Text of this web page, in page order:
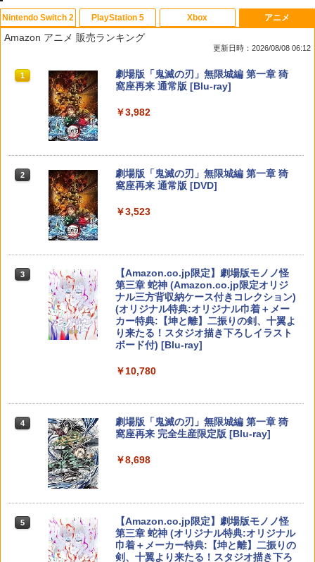
1
【マラソン期間ポイント2倍＆クーポン
あり】【スイッチ2対応ケースあり】 Ni
ntendo Switch 2 Switch2 ケース 有機E
チ ライト 任天堂 ニンテンドー 保護 カバ
ー 入れ物 コンパクト 収納
￥2,980
￥3,975
メトロイドプライム4 ビヨンド Nintend
o Switch 2 Edition
￥4,939
[Switch 2] スプラトゥーン レイダース
1
【中古】Lost Soul Asideソフト:プレイ
ステーション5ソフト／アクション・ゲ
￥850
￥4,890
￥5,700
首都高バトル / Tokyo Xtreme Racer
5 Winning Post 10 2026 PS5版
￥6,675
1
【中古】サムライスピリッツ斬紅郎無双
剣 ベスト
リコリス・リコイル ぶくぶ おおきめ
￥880
リコリス・リコイル ぶくぶ おおきめ
￥880
リコリス・リコイル ぶくぶ おおきめ
アクリルキーホルダー 05.錦木千束（夏
服ver.）
￥880
5
[Switch 2] ぽこ あ ポケモン エキスパン
ションパス（ダウンロード版）※3,200
1
【中古】Blu-ray▼リトル・マーメイド
ブルーレイディスク レンタル落ち
￥3,723
￥8,690
劇場版「鬼滅の刃」無限城編 第一章 猗
窩座再来(通常版)【Blu-ray】 [ 吾峠呼世
晴 ]
￥3,960
5
TVアニメ 違国日記 Blu-ray 第1+2巻 セ
ット
￥19,800
Nintendo Switch 2
1
スプラトゥーン レイダース|オンライン
コード版
￥5,832
2 スプラトゥーン レイダース -Switch2
3 Nintendo Switch 2(日本語・国内専用)
￥55,871
ニンテンドープリペイド番号 9000円|オ
ンラインコード版
￥9,000
ニンテンドープリペイド番号 5000円|オ
ンラインコード版
PlayStation 5
1
PlayStation 5 デジタル・エディション
日本語専用 Console Language: Japan
2
Beast of Reincarnation -PS5 【特典】
プロダクトコード 封入
￥7,286
3
【純正品】ディスクドライブ(CFI-ZDD1
J) PlayStation 5
￥11,980
トローラー ミッドナイト ブラック(CFI-
【純正品】DualSense ワイヤレスコン
￥10,737
Xbox
1
【純正品】Xbox ワイヤレス コントロー
ラー + USB-C® ケーブル
￥8,300
ラー (ロボット ホワイト)
3
￥8,020
【純正品】Xbox 充電式バッテリー + US
B-C ケーブル
￥2,618
【国内正規品】Thrustmaster スラスト
S5、PS5 Pro、Xbox One、Xbox Serie
￥14,141
アニメ
Amazon アニメ 販売ランキング
更新日時：2026/08/08 06:12
1
劇場版「鬼滅の刃」無限城編 第一章 猗
窩座再来 通常版 [Blu-ray]
￥3,982
2
劇場版「鬼滅の刃」無限城編 第一章 猗
窩座再来 通常版 [DVD]
￥3,523
3
【Amazon.co.jp限定】劇場版モノノ怪
第三章 蛇神 (Amazon.co.jp限定オリジ
ナル三方背収納ケース付きコレクション)
(オリジナル特典:オリジナル巾着＋メー
カー特典:【坤と離】二振りの剣、十翼よ
り来たる！スタジオ描き下ろしイラスト
ボード付) [Blu-ray]
￥10,780
4
劇場版「鬼滅の刃」無限城編 第一章 猗
窩座再来 完全生産限定版 [Blu-ray]
￥8,698
5
【Amazon.co.jp限定】劇場版モノノ怪
第三章 蛇神 (オリジナル特典:オリジナル
巾着＋メーカー特典:【坤と離】二振りの
剣、十翼より来たる！スタジオ描き下ろ